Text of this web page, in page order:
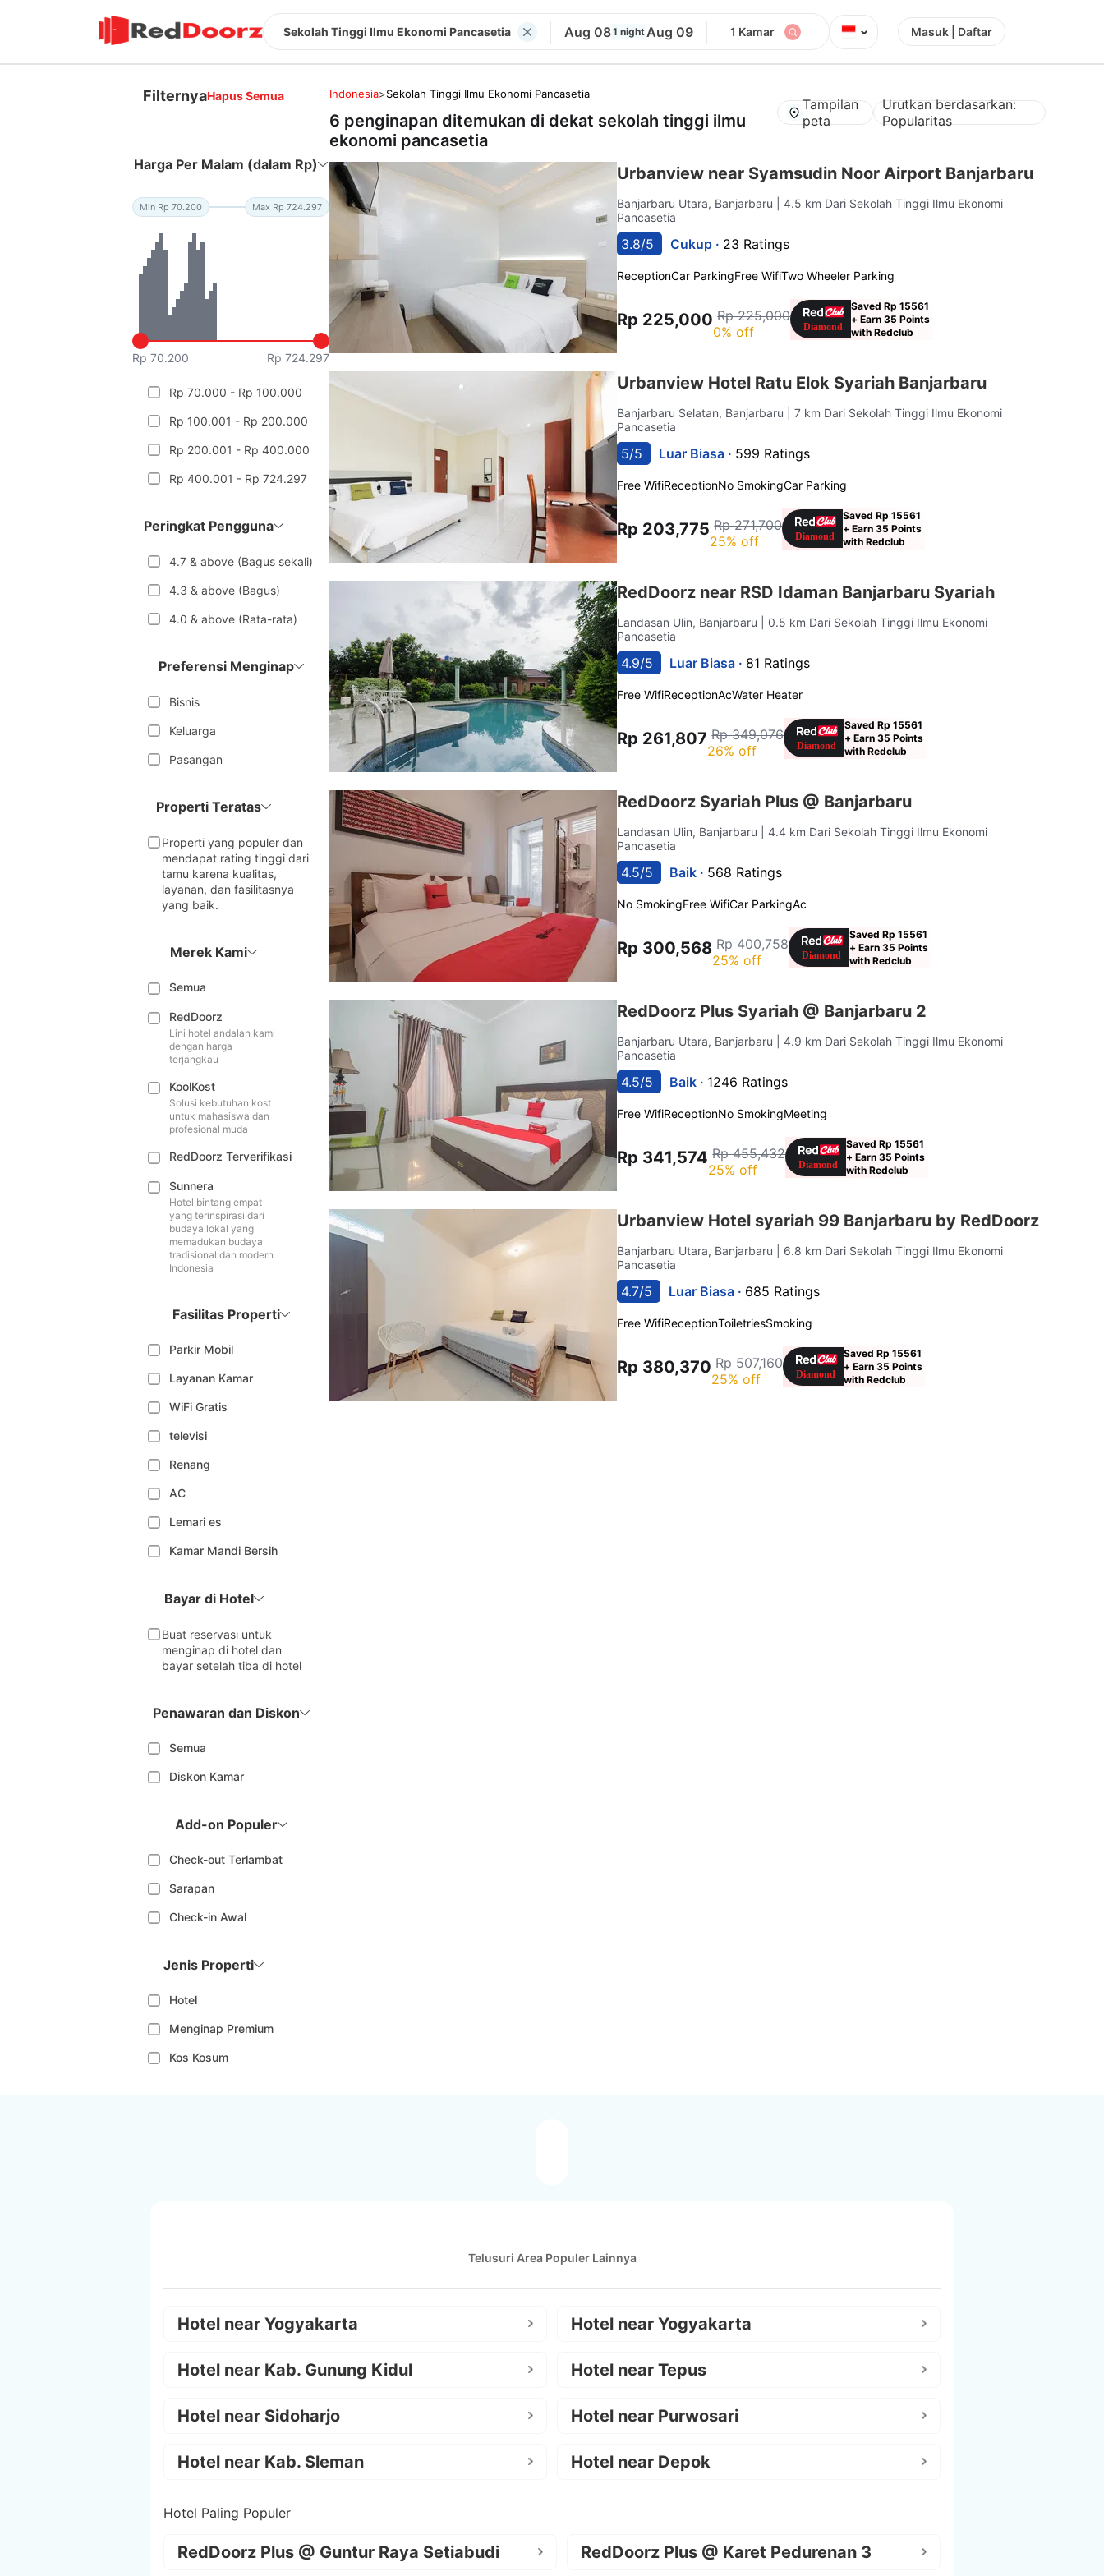
Sekolah Tinggi Ilmu Ekonomi Pancasetia Aug 081 night Aug 09 1 Kamar ⌄ Masuk | Daftar
FilternyaHapus Semua
Harga Per Malam (dalam Rp)
Min Rp 70.200 Max Rp 724.297
Rp 70.200 Rp 724.297
Rp 70.000 - Rp 100.000
Rp 100.001 - Rp 200.000
Rp 200.001 - Rp 400.000
Rp 400.001 - Rp 724.297
Peringkat Pengguna
4.7 & above (Bagus sekali)
4.3 & above (Bagus)
4.0 & above (Rata-rata)
Preferensi Menginap
Bisnis
Keluarga
Pasangan
Properti Teratas
Properti yang populer dan
mendapat rating tinggi dari
tamu karena kualitas,
layanan, dan fasilitasnya
yang baik.
Merek Kami
Semua
RedDoorz
Lini hotel andalan kami
dengan harga
terjangkau
KoolKost
Solusi kebutuhan kost
untuk mahasiswa dan
profesional muda
RedDoorz Terverifikasi
Sunnera
Hotel bintang empat
yang terinspirasi dari
budaya lokal yang
memadukan budaya
tradisional dan modern
Indonesia
Fasilitas Properti
Parkir Mobil
Layanan Kamar
WiFi Gratis
televisi
Renang
AC
Lemari es
Kamar Mandi Bersih
Bayar di Hotel
Buat reservasi untuk
menginap di hotel dan
bayar setelah tiba di hotel
Penawaran dan Diskon
Semua
Diskon Kamar
Add-on Populer
Check-out Terlambat
Sarapan
Check-in Awal
Jenis Properti
Hotel
Menginap Premium
Kos Kosum
Indonesia>Sekolah Tinggi Ilmu Ekonomi Pancasetia
6 penginapan ditemukan di dekat sekolah tinggi ilmu
ekonomi pancasetia
Tampilan
peta
Urutkan berdasarkan:
Popularitas
Urbanview near Syamsudin Noor Airport Banjarbaru
Banjarbaru Utara, Banjarbaru
| 4.5 km Dari Sekolah Tinggi Ilmu Ekonomi
Pancasetia
3.8/5 Cukup · 23 Ratings
ReceptionCar ParkingFree WifiTwo Wheeler Parking
Rp 225,000 Rp 225,000
0% off
Saved Rp 15561
+ Earn 35 Points
with Redclub
Urbanview Hotel Ratu Elok Syariah Banjarbaru
Banjarbaru Selatan, Banjarbaru
| 7 km Dari Sekolah Tinggi Ilmu Ekonomi
Pancasetia
5/5 Luar Biasa · 599 Ratings
Free WifiReceptionNo SmokingCar Parking
Rp 203,775 Rp 271,700
25% off
Saved Rp 15561
+ Earn 35 Points
with Redclub
RedDoorz near RSD Idaman Banjarbaru Syariah
Landasan Ulin, Banjarbaru
| 0.5 km Dari Sekolah Tinggi Ilmu Ekonomi
Pancasetia
4.9/5 Luar Biasa · 81 Ratings
Free WifiReceptionAcWater Heater
Rp 261,807 Rp 349,076
26% off
Saved Rp 15561
+ Earn 35 Points
with Redclub
RedDoorz Syariah Plus @ Banjarbaru
Landasan Ulin, Banjarbaru
| 4.4 km Dari Sekolah Tinggi Ilmu Ekonomi
Pancasetia
4.5/5 Baik · 568 Ratings
No SmokingFree WifiCar ParkingAc
Rp 300,568 Rp 400,758
25% off
Saved Rp 15561
+ Earn 35 Points
with Redclub
RedDoorz Plus Syariah @ Banjarbaru 2
Banjarbaru Utara, Banjarbaru
| 4.9 km Dari Sekolah Tinggi Ilmu Ekonomi
Pancasetia
4.5/5 Baik · 1246 Ratings
Free WifiReceptionNo SmokingMeeting
Rp 341,574 Rp 455,432
25% off
Saved Rp 15561
+ Earn 35 Points
with Redclub
Urbanview Hotel syariah 99 Banjarbaru by RedDoorz
Banjarbaru Utara, Banjarbaru
| 6.8 km Dari Sekolah Tinggi Ilmu Ekonomi
Pancasetia
4.7/5 Luar Biasa · 685 Ratings
Free WifiReceptionToiletriesSmoking
Rp 380,370 Rp 507,160
25% off
Saved Rp 15561
+ Earn 35 Points
with Redclub
Telusuri Area Populer Lainnya
Hotel near Yogyakarta Hotel near Yogyakarta
Hotel near Kab. Gunung Kidul Hotel near Tepus
Hotel near Sidoharjo Hotel near Purwosari
Hotel near Kab. Sleman Hotel near Depok
Hotel Paling Populer
RedDoorz Plus @ Guntur Raya Setiabudi RedDoorz Plus @ Karet Pedurenan 3